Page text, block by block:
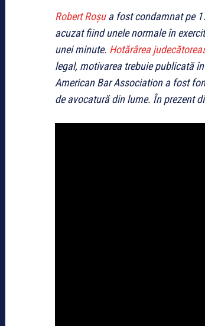
Robert Roșua fost condamnat pe
acuzat fiind unele normale în
unei minute. Hotărârea
legal, motivarea trebuie publicată
American Bar Association a fost
de avocatură din lume. În prezent